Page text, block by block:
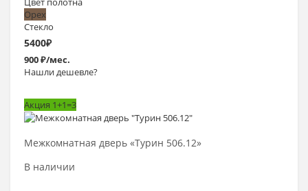
Орех
Стекло
5400₽
900 ₽/мес.
Нашли дешевле?
Акция 1+1=3
Межкомнатная дверь «Турин 506.12»
В наличии
Выбрать >